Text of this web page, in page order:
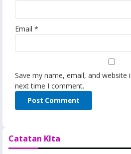
Email *
Save my name, email, and
next time I comment.
Catatan KIta